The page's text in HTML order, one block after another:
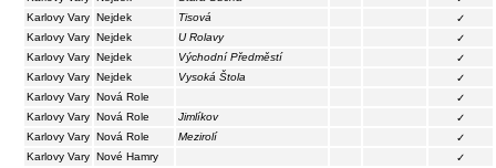
Karlovy Vary Nejdek Tisová
✓
Karlovy Vary Nejdek U Rolavy
✓
Karlovy Vary Nejdek Východní Předměstí
✓
Karlovy Vary Nejdek Vysoká Štola
✓
Karlovy Vary Nová Role
✓
Karlovy Vary Nová Role Jimlíkov
✓
Karlovy Vary Nová Role Mezirolí
✓
Karlovy Vary Nové Hamry
✓